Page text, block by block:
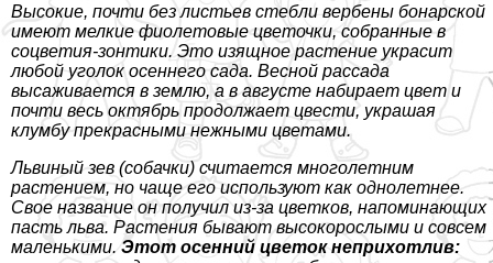
Высокие, почти без листьев стeбли вербены бонарской
имеют мелкие фиолетовые цветочки, собранные в
соцветия-зонтики. Это изящное растение украсит
любой уголок осеннего сада. Весной рассада
высаживается в землю, а в августе набирает цвет и
почти весь октябрь продолжает цвести, украшая
клумбу прекрасными нежными цветами.
Львиный зев (собачки) считается многолетним
растением, но чаще его используют как однолетнее.
Свое название он получил из-за цветков, напоминающих
пасть льва. Растения бывают высокорослыми и совсем
маленькими. Этот осенний цветок неприхотлив: